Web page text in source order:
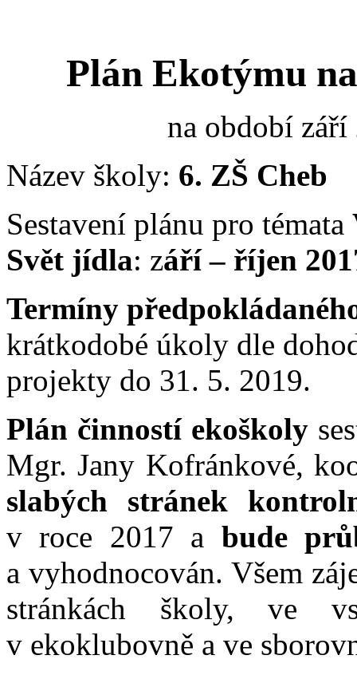
Plán Ekotýmu
na období
Název školy: 6. ZŠ Cheb
Sestavení plánu pro témata
Svět jídla: září – říjen
Termíny
krátkodobé úkoly dle
projekty do 31. 5. 2019.
Plán činností ekoškoly
Mgr. Jany Kofránkové,
slabých stránek
v roce 2017 a bude
a vyhodnocován. Všem
stránkách školy, ve
v ekoklubovně a ve